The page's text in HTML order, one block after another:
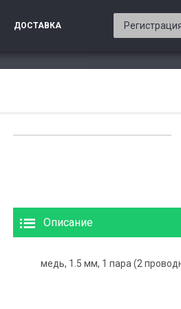
ДОСТАВКА
Описание
медь, 1.5 мм, 1 пара (2